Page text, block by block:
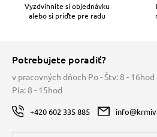
Vyzdvihnite si objednávku
alebo si príďte pre radu
Potrebujete poradiť?
v pracovných dňoch Po - Štv: 8 - 16hod
Pia: 8 - 15hod
+420 602 335 885